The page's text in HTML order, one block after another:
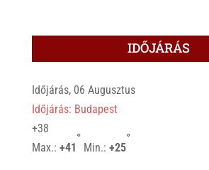
IDŐJÁRÁS
Időjárás, 06 Augusztus
Időjárás: Budapest
+38
Max.: +41
°
Min.: +25
°